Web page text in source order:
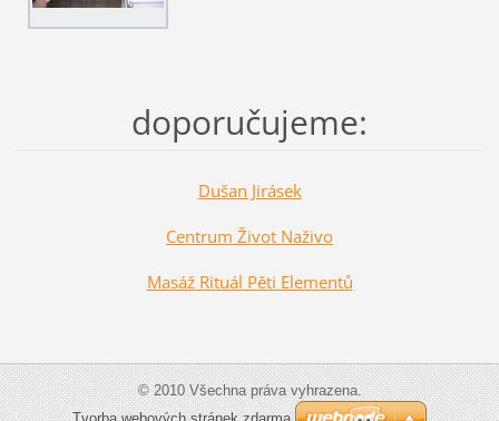
doporučujeme:
Dušan Jirásek
Centrum Život Naživo
Masáž Rituál Pěti Elementů
© 2010 Všechna práva vyhrazena.